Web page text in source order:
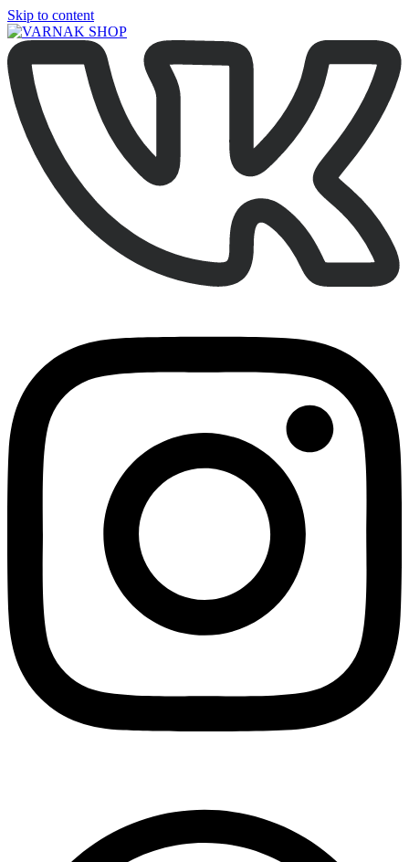
Skip to content